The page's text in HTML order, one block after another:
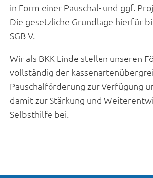
in Form einer Pauschal- und ggf.
Die gesetzliche Grundlage hierfür
SGB V.
Wir als BKK Linde stellen unseren
vollständig der
Pauschalförderung zur Verfügung
damit zur Stärkung und
Selbsthilfe bei.